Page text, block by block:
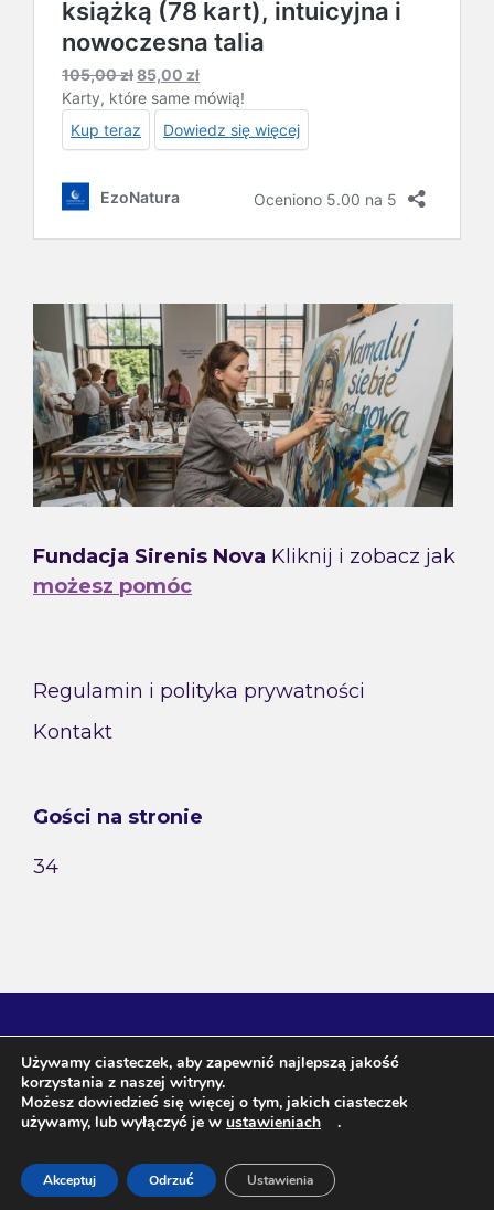
Fundacja Sirenis Nova Kliknij i zobacz jak
możesz pomóc
Regulamin i polityka prywatności
Kontakt
Gości na stronie
34
Agnieszka Janeczko / wróżka Arkadia ul. Szafirowa 3, 20-
573 Lublin NIP 713-129-67-20 Regon 431021008 Tel. 507-198-
Używamy ciasteczek, aby zapewnić najlepszą jakość
korzystania z naszej witryny.
Możesz dowiedzieć się więcej o tym, jakich ciasteczek
używamy, lub wyłączyć je w ustawieniach .
Akceptuj Odrzuć Ustawienia